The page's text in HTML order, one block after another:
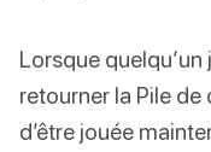
Lorsque quelqu’un
retourner la Pile
d’être jouée